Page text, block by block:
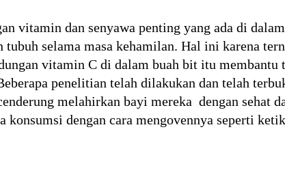
vitamin dan senyawa penting yang ada di
selama masa kehamilan. Hal ini karena
vitamin C di dalam buah bit itu membantu
penelitian telah dilakukan dan telah
melahirkan bayi mereka dengan sehat
dengan cara mengovennya seperti